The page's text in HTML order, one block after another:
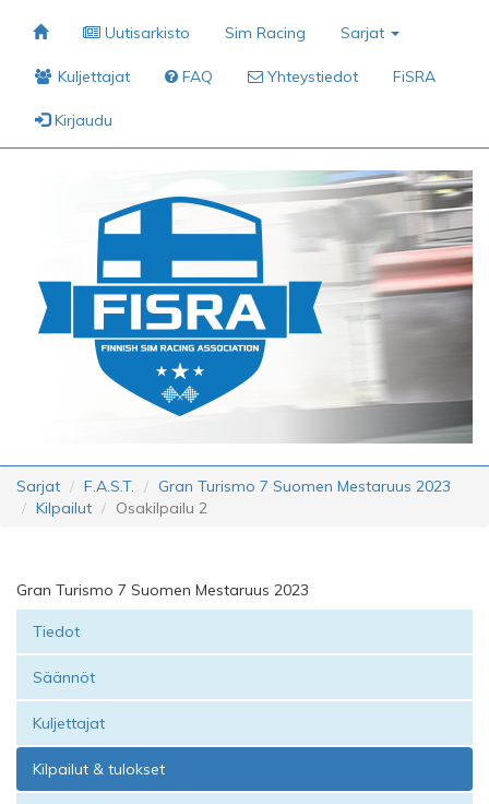
Uutisarkisto Sim Racing Sarjat
Kuljettajat FAQ Yhteystiedot FiSRA
Kirjaudu
Sarjat F.A.S.T.
Gran Turismo 7 Suomen Mestaruus 2023
Kilpailut
Osakilpailu 2
Gran Turismo 7 Suomen Mestaruus 2023
Tiedot
Säännöt
Kuljettajat
Kilpailut & tulokset